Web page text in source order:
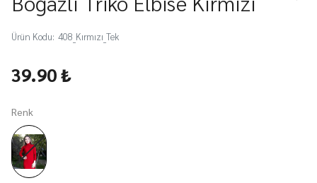
Ürün Kodu: 408_Kırmızı_Tek
39.90 ₺
Renk